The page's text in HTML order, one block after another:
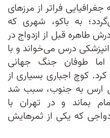
فراتر از مرزهای
به باکو، شهری که
طاهره قبل از ازدواج در
درس می‌خواند و با
اما طوفان جنگ جهانی
کوچ اجباری بسیاری از
ارس به جنوب، سبب شد
بماند و در تهران با
که یکی از ثمرهایش